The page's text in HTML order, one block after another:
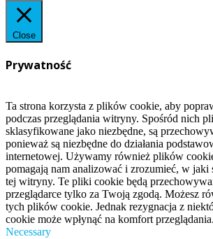
Close
Prywatność
Ta strona korzysta z plików cookie, aby
podczas przeglądania witryny. Spośród nich
sklasyfikowane jako niezbędne, są
ponieważ są niezbędne do działania
internetowej. Używamy również plików
pomagają nam analizować i zrozumieć, w jaki
tej witryny. Te pliki cookie będą
przeglądarce tylko za Twoją zgodą. Możesz
tych plików cookie. Jednak rezygnacja z
cookie może wpłynąć na komfort przeglądania.
Necessary